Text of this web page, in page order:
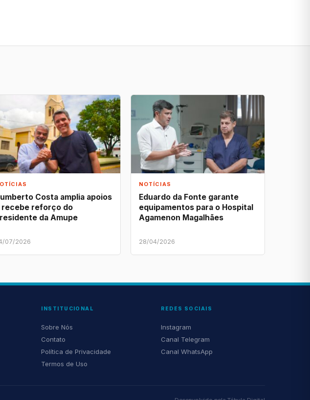
Costa amplia apoios
recebe reforço do
da Amupe
07/2026
NOTÍCIAS
Eduardo da Fonte garante
equipamentos para o Hospital
Agamenon Magalhães
28/04/2026
INSTITUCIONAL
Sobre Nós
Contato
Política de Privacidade
Termos de Uso
REDES SOCIAIS
Instagram
Canal Telegram
Canal WhatsApp